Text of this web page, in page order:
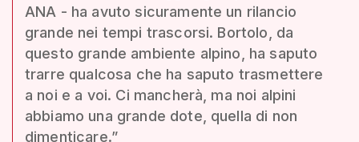
ANA - ha avuto sicuramente un rilancio
grande nei tempi trascorsi. Bortolo, da
questo grande ambiente alpino, ha saputo
trarre qualcosa che ha saputo trasmettere
a noi e a voi. Ci mancherà, ma noi alpini
abbiamo una grande dote, quella di non
dimenticare.”